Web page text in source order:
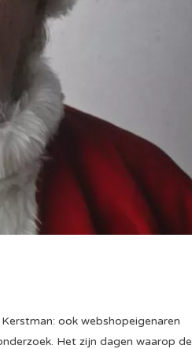
ook webshopeigenaren
Het zijn dagen waarop de